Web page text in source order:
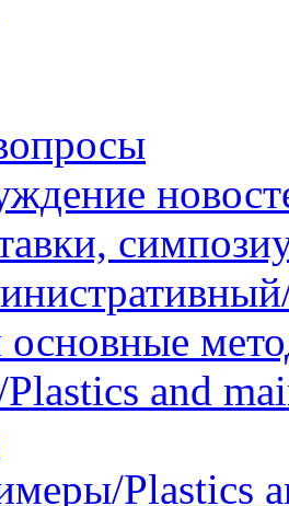
Plastics and
Plastics